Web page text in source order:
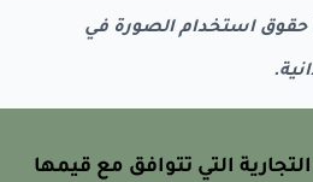
استخدام الصورة في
التي تتوافق مع قيمها